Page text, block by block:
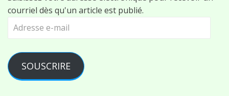
courriel dès qu'un article est publié.
Adresse
SOUSCRIRE